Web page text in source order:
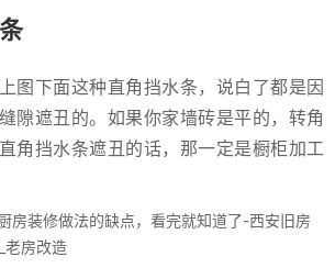
图下面这种直角挡水条，说白了都是因
隙遮丑的。如果你家墙砖是平的，转角
角挡水条遮丑的话，那一定是橱柜加工